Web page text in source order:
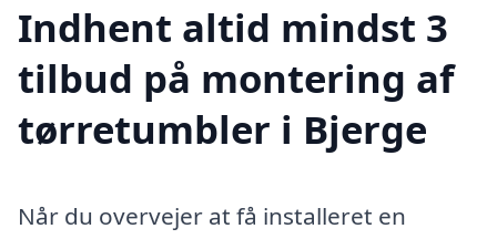
Indhent altid mindst 3
tilbud på montering af
tørretumbler i Bjerge
Når du overvejer at få installeret en